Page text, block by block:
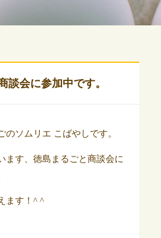
談会に参加中です。
のソムリエ こばやしです。
ます、徳島まるごと商談会に
ます！^ ^